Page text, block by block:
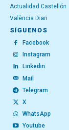
Actualidad Castellón
València Diari
SÍGUENOS
Facebook
Instagram
Linkedin
Mail
Telegram
X
WhatsApp
Youtube